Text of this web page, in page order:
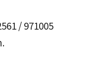
/ 971005